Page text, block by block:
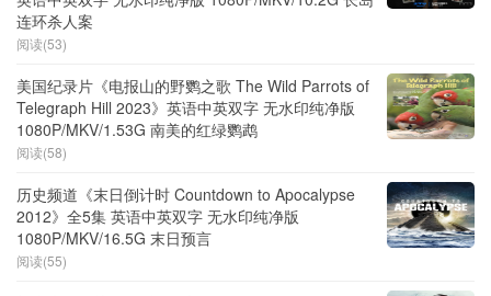
连环杀人案
阅读(53)
美国纪录片《电报山的野鹦之歌 The Wild Parrots of
Telegraph Hill 2023》英语中英双字 无水印纯净版
1080P/MKV/1.53G 南美的红绿鹦鹉
阅读(58)
历史频道《末日倒计时 Countdown to Apocalypse
2012》全5集 英语中英双字 无水印纯净版
1080P/MKV/16.5G 末日预言
阅读(55)